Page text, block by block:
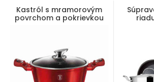
Kastról s mramorovým
povrchom a pokrievkou